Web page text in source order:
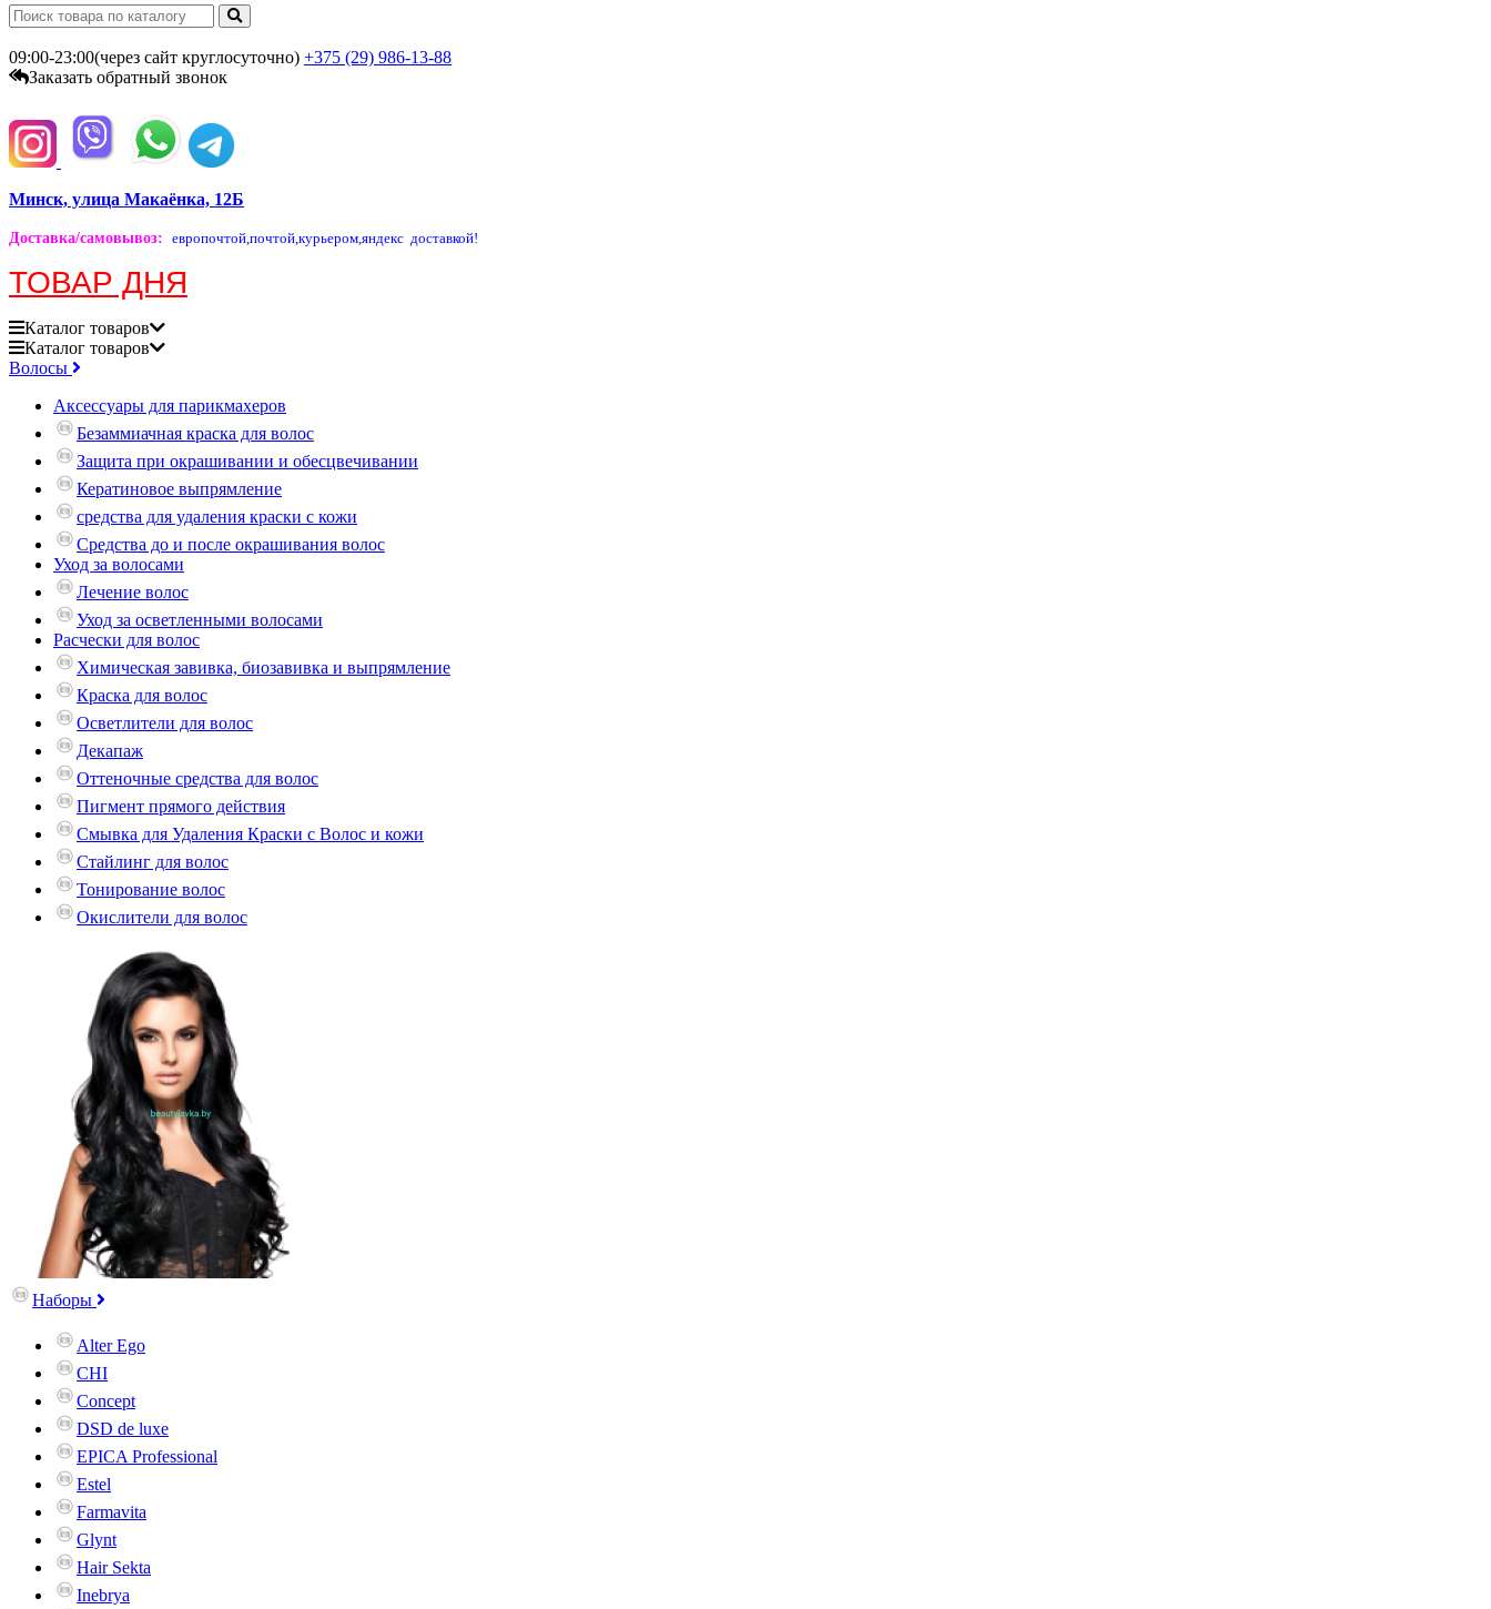
09:00-23:00(через сайт круглосуточно) +375 (29) 986-13-88
Заказать обратный звонок
Минск, улица Макаёнка, 12Б
Доставка/самовывоз: европочтой,почтой,курьером,яндекс доставкой!
ТОВАР ДНЯ
Каталог товаров
Каталог товаров
Волосы
Аксессуары для парикмахеров
Безаммиачная краска для волос
Защита при окрашивании и обесцвечивании
Кератиновое выпрямление
средства для удаления краски с кожи
Средства до и после окрашивания волос
Уход за волосами
Лечение волос
Уход за осветленными волосами
Расчески для волос
Химическая завивка, биозавивка и выпрямление
Краска для волос
Осветлители для волос
Декапаж
Оттеночные средства для волос
Пигмент прямого действия
Смывка для Удаления Краски с Волос и кожи
Стайлинг для волос
Тонирование волос
Окислители для волос
Наборы
Alter Ego
CHI
Concept
DSD de luxe
EPICA Professional
Estel
Farmavita
Glynt
Hair Sekta
Inebrya